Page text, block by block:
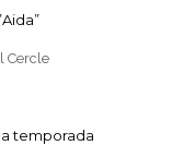
Cercle
temporada